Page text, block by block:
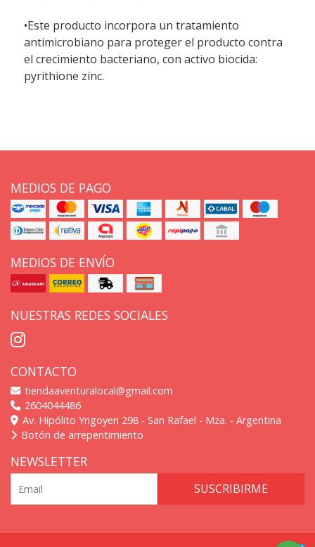
•Este producto incorpora un tratamiento
antimicrobiano para proteger el producto contra
el crecimiento bacteriano, con activo biocida:
pyrithione zinc.
MEDIOS DE PAGO
MEDIOS DE ENVÍO
NUESTRAS REDES SOCIALES
CONTACTO
tiendaaventuralocal@gmail.com
2604044486
Av. Hipólito Yrigoyen 298 - San Rafael - Mza. - Argentina
Botón de arrepentimiento
NEWSLETTER
SUSCRIBIRME